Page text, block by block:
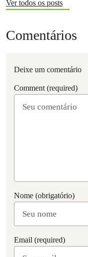
Ver todos os posts
Comentários
Deixe um comentário
Comment (required)
Nome (obrigatório)
Email (required)